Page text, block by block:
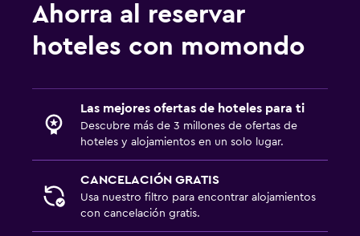
Ahorra al reservar
hoteles con momondo
Las mejores ofertas de hoteles para ti
Descubre más de 3 millones de ofertas de
hoteles y alojamientos en un solo lugar.
CANCELACIÓN GRATIS
Usa nuestro filtro para encontrar alojamientos
con cancelación gratis.